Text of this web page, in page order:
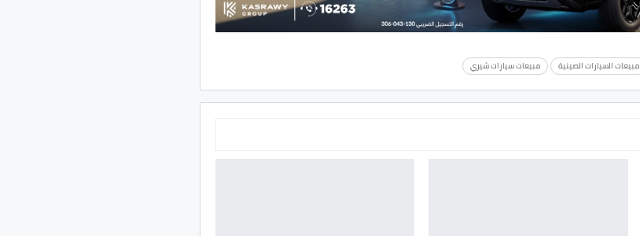
مبيعات السيارات الصينية مبيعات سيارات شيري